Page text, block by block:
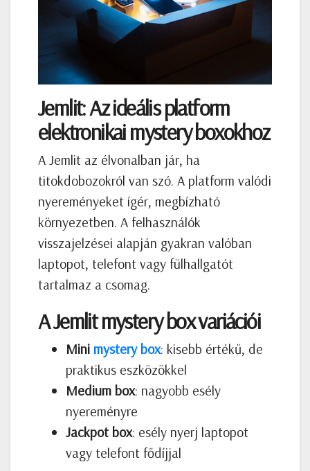
Jemlit: Az ideális platform
elektronikai mystery boxokhoz
A Jemlit az élvonalban jár, ha
titokdobozokról van szó. A platform valódi
nyereményeket ígér, megbízható
környezetben. A felhasználók
visszajelzései alapján gyakran valóban
laptopot, telefont vagy fülhallgatót
tartalmaz a csomag.
A Jemlit mystery box variációi
Mini mystery box: kisebb értékű, de
praktikus eszközökkel
Medium box: nagyobb esély
nyereményre
Jackpot box: esély nyerj laptopot
vagy telefont fődíjjal